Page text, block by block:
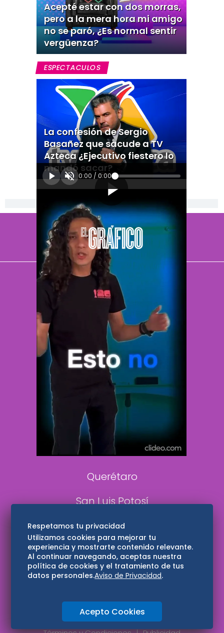
Acepté estar con dos morras,
pero a la mera hora mi amigo
no se paró, ¿Es normal sentir
vergüenza?
ESPECTACULOS
La confesión de Sergio
Basañez que sacude a TV
Azteca ¿Ejecutivo fiestero lo
mandó sacar?
0:00 / 0:00
[Publicidad]
El Universal
Vive USA
Clase
De 10 sports
DeDinero
Confabulario
Aviso Oportuno
Consultas
Querétaro
San Luis Potosí
Edomex
Consultas
Hidalgo
Oaxaca
Aviso de privacidad
Directorio
Respetamos tu privacidad
Utilizamos cookies para mejorar tu
experiencia y mostrarte contenido relevante.
Al continuar navegando, aceptas nuestra
política de cookies y el tratamiento de tus
datos personales.Aviso de Privacidad.
Acepto Cookies